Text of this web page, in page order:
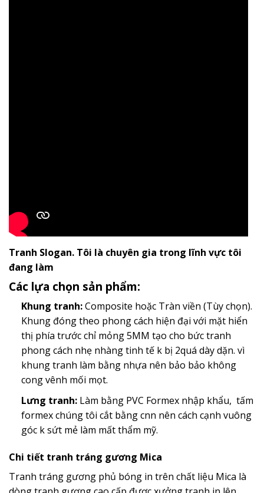
Tranh Slogan. Tôi là chuyên gia trong lĩnh vực tôi
đang làm
Các lựa chọn sản phẩm:
Khung tranh:Composite hoặc Tràn viền (Tùy chọn).
Khung đóng theo phong cách hiện đại với mặt hiển
thị phía trước chỉ mỏng 5MM tạo cho bức tranh
phong cách nhẹ nhàng tinh tế k bị 2quá dày dặn. vì
khung tranh làm bằng nhựa nên bảo bảo không
cong vênh mối mọt.
Lưng tranh:Làm bằng PVC Formex nhập khẩu, tấm
formex chúng tôi cắt bằng cnn nên cách cạnh vuông
góc k sứt mẻ làm mất thẩm mỹ.
Chi tiết tranh tráng gương Mica
Tranh tráng gương phủ bóng in trên chất liệu Mica là